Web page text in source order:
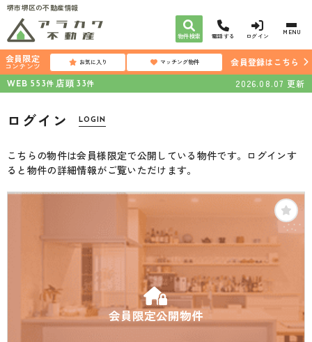
堺市堺区の不動産情報
物件検索 電話する ログイン MENU
会員限定
コンテンツ お気に入り マッチング物件
会員登録はこちら
WEB 553件 店頭 33件 2026.08.07 更新
ログイン LOGIN
こちらの物件は会員様限定で公開している物件です。ログインす
ると物件の詳細情報がご覧いただけます。
会員限定公開物件